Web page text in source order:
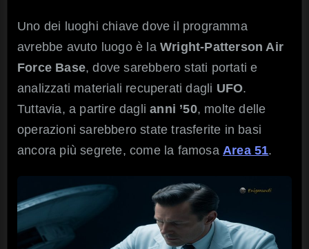
Uno dei luoghi chiave dove il programma
avrebbe avuto luogo è la Wright-Patterson Air
Force Base, dove sarebbero stati portati e
analizzati materiali recuperati dagli UFO.
Tuttavia, a partire daglianni ’50, molte delle
operazioni sarebbero state trasferite in basi
ancora più segrete, come la famosa Area 51.